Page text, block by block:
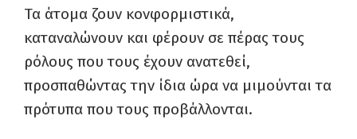
Τα άτομα ζουν κονφορμιστικά,
καταναλώνουν και φέρουν σε πέρας τους
ρόλους που τους έχουν ανατεθεί,
προσπαθώντας την ίδια ώρα να μιμούνται τα
πρότυπα που τους προβάλλονται.